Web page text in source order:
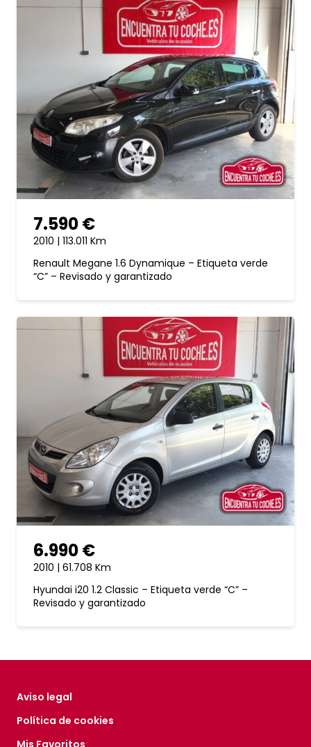
7.590 €
2010 | 113.011 Km
Renault Megane 1.6 Dynamique – Etiqueta verde
“C” – Revisado y garantizado
6.990 €
2010 | 61.708 Km
Hyundai i20 1.2 Classic – Etiqueta verde “C” –
Revisado y garantizado
Aviso legal
Política de cookies